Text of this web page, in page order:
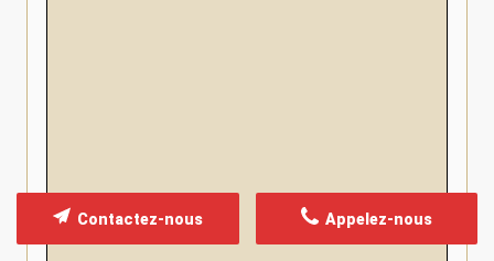
Appelez-nous
Contactez-nous